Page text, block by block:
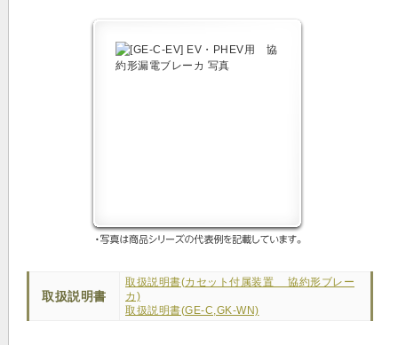
取扱説明書
取扱説明書(カセット付属装置 協約形ブレー
カ)
取扱説明書(GE-C,GK-WN)